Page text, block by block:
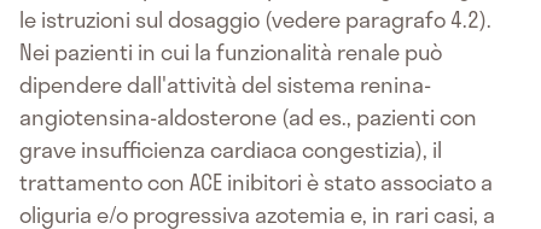
le istruzioni sul dosaggio (vedere paragrafo 4.2).
Nei pazienti in cui la funzionalità renale può
dipendere dall'attività del sistema renina-
angiotensina-aldosterone (ad es., pazienti con
grave insufficienza cardiaca congestizia), il
trattamento con ACE inibitori è stato associato a
oliguria e/o progressiva azotemia e, in rari casi, a